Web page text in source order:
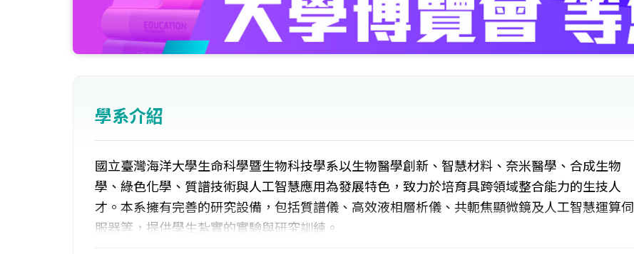
學系介紹
國立臺灣海洋大學生命科學暨生物科技學系以生物醫學創新、智慧材料、奈米醫學、合成生物
學、綠色化學、質譜技術與人工智慧應用為發展特色，致力於培育具跨領域整合能力的生技人
才。本系擁有完善的研究設備，包括質譜儀、高效液相層析儀、共軛焦顯微鏡及人工智慧運算伺
服器等，提供學生紮實的實驗與研究訓練。